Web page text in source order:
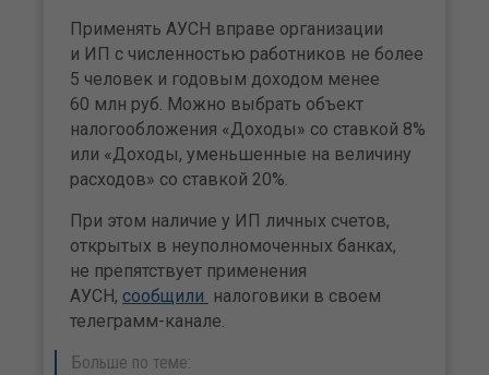
Применять АУСН вправе организации
и ИП с численностью работников не более
5 человек и годовым доходом менее
60 млн руб. Можно выбрать объект
налогообложения «Доходы» со ставкой 8%
или «Доходы, уменьшенные на величину
расходов» со ставкой 20%.
При этом наличие у ИП личных счетов,
открытых в неуполномоченных банках,
не препятствует применения
АУСН, сообщили налоговики в своем
телеграмм-канале.
Больше по теме: